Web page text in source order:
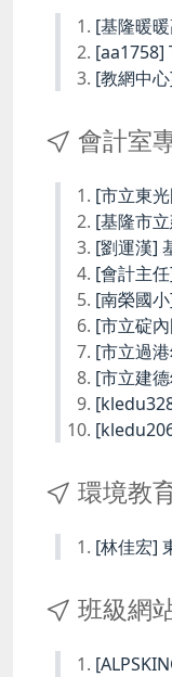
[基隆暖
[aa1758]
[教網中
會計室
[市立東
[基隆市
[劉運漢]
[會計主
[南榮國
[市立碇
[市立過
[市立建
環境教
[林佳宏]
班級網